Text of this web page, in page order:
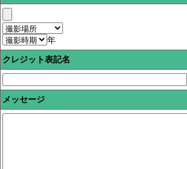
年
クレジット表記名
メッセージ